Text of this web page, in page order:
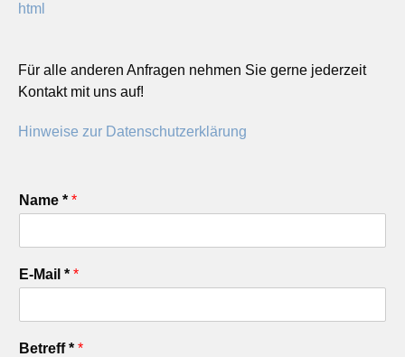
html
Für alle anderen Anfragen nehmen Sie gerne jederzeit
Kontakt mit uns auf!
Hinweise zur Datenschutzerklärung
Name * *
E-Mail * *
Betreff * *